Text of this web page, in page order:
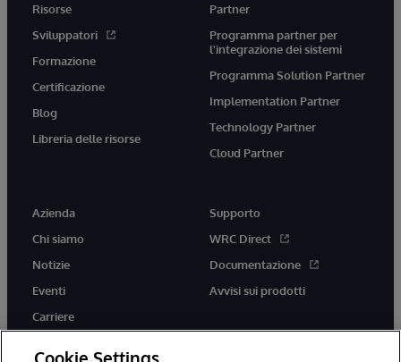
Risorse
Sviluppatori
Formazione
Certificazione
Blog
Libreria delle risorse
Partner
Programma partner per
l'integrazione dei sistemi
Programma Solution Partner
Implementation Partner
Technology Partner
Cloud Partner
Azienda
Chi siamo
Notizie
Eventi
Carriere
Supporto
WRC Direct
Documentazione
Avvisi sui prodotti